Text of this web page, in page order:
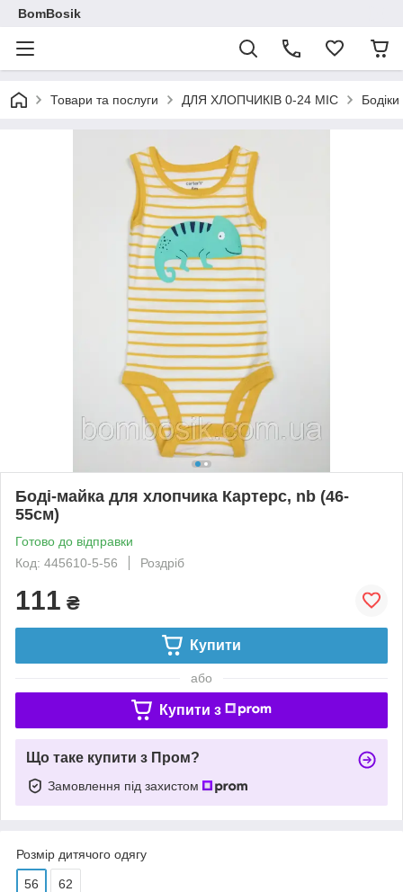
BomBosik
Товари та послуги ДЛЯ ХЛОПЧИКІВ 0-24 МІС Бодіки
Боді-майка для хлопчика Картерс, nb (46-
55см)
Готово до відправки
Код: 445610-5-56
Роздріб
111 ₴
Купити
або
Купити з
Що таке купити з Пром?
Замовлення під захистом
Розмір дитячого одягу
56 62